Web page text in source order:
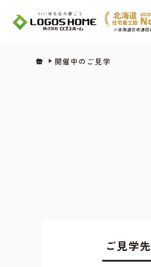
開催中のご見学
ご見学先